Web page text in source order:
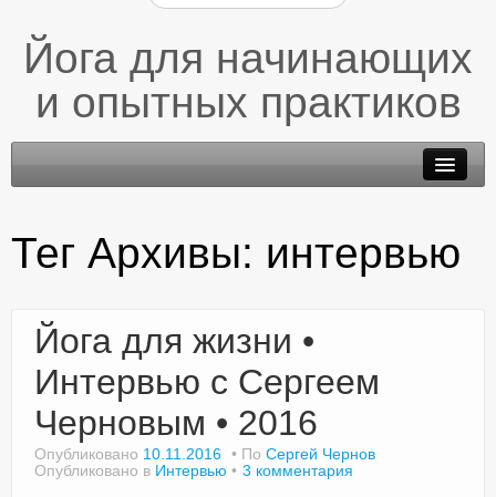
Йога для начинающих
и опытных практиков
Доктор Чернов
Методика SLAVYOGA
Методика ЧЕРЕНОК
Йога для начинающих
Тег Архивы: интервью
Йога для жизни •
Интервью с Сергеем
Черновым • 2016
Опубликовано 10.11.2016 По Сергей Чернов
Опубликовано в Интервью 3 комментария